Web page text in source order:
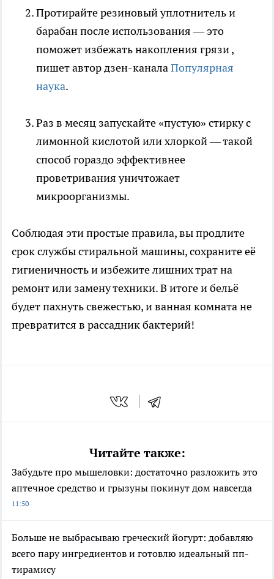
Протирайте резиновый уплотнитель и
барабан после использования — это
поможет избежать накопления грязи,
пишет автор дзен-каналаПопулярная
наука.
Раз в месяц запускайте «пустую» стирку с
лимонной кислотой или хлоркой — такой
способ гораздо эффективнее
проветривания уничтожает
микроорганизмы.
Соблюдая эти простые правила, вы продлите
срок службы стиральной машины, сохраните её
гигиеничность и избежите лишних трат на
ремонт или замену техники. В итоге и бельё
будет пахнуть свежестью, и ванная комната не
превратится в рассадник бактерий!
Читайте также:
Забудьте про мышеловки: достаточно разложить это
аптечное средство и грызуны покинут дом навсегда
11:50
Больше не выбрасываю греческий йогурт: добавляю
всего пару ингредиентов и готовлю идеальный пп-
тирамису